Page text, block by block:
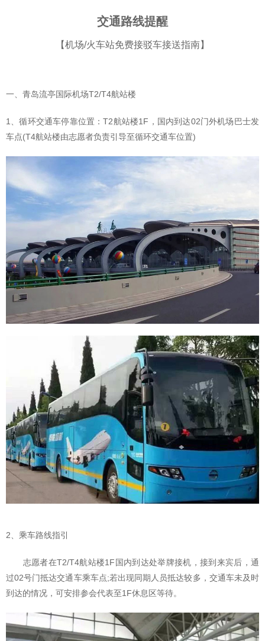
交通路线提醒
【机场/火车站免费接驳车接送指南】
一、青岛流亭国际机场T2/T4航站楼
1、循环交通车停靠位置：T2航站楼1F，国内到达02门外机场巴士发
车点(T4航站楼由志愿者负责引导至循环交通车位置)
2、乘车路线指引
志愿者在T2/T4航站楼1F国内到达处举牌接机，接到来宾后，通
过02号门抵达交通车乘车点;若出现同期人员抵达较多，交通车未及时
到达的情况，可安排参会代表至1F休息区等待。